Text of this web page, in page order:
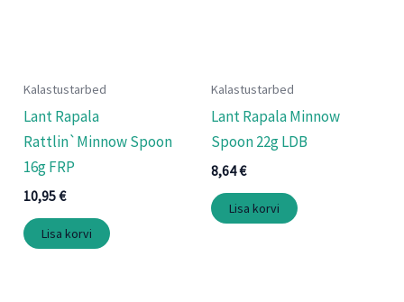
Kalastustarbed
Lant Rapala
Rattlin`Minnow Spoon
16g FRP
10,95€
Lisa korvi
Kalastustarbed
Lant Rapala Minnow
Spoon 22g LDB
8,64€
Lisa korvi